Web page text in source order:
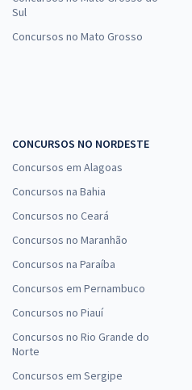
Sul
Concursos no Mato Grosso
CONCURSOS NO NORDESTE
Concursos em Alagoas
Concursos na Bahia
Concursos no Ceará
Concursos no Maranhão
Concursos na Paraíba
Concursos em Pernambuco
Concursos no Piauí
Concursos no Rio Grande do
Norte
Concursos em Sergipe